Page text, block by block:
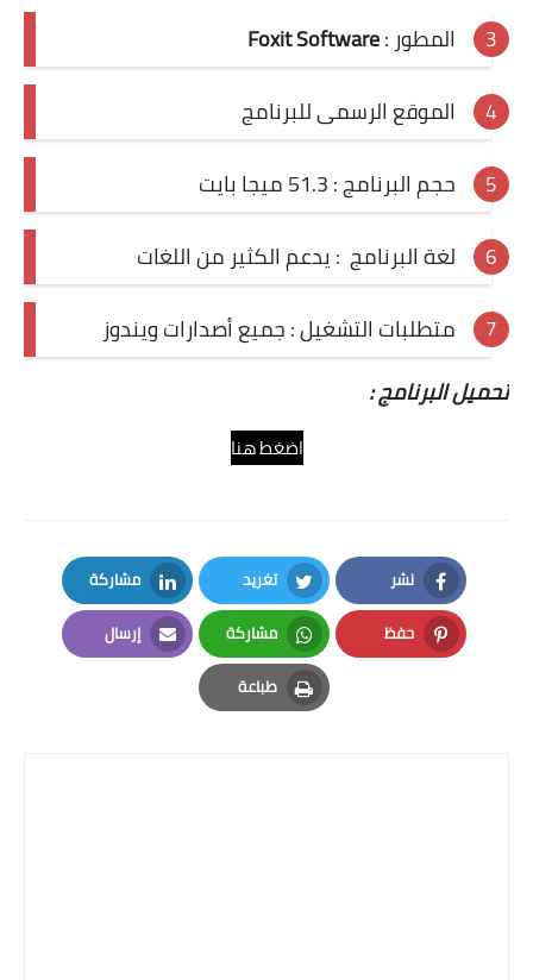
المطور :Foxit Software
الموقع الرسمى للبرنامج
حجم البرنامج : 51.3 ميجا بايت
لغة البرنامج : يدعم الكثير من اللغات
متطلبات التشغيل : جميع أصدارات ويندوز
تحميل البرنامج :
اضغط هنا
نشر
Facebook
تغريد
Twitter
مشاركة
LinkedIn
حفظ
Pinterest
مشاركة
Whatsapp
إرسال
Email
طباعة
Print